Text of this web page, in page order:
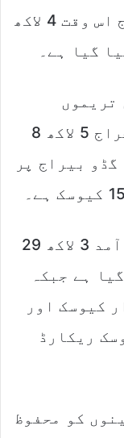
اضافہ ہوا ہے۔ آمد اور اخراج اس وقت 4 لاکھ
تریموں
بیراج پر پانی کی آمد اور اخراج 5 لاکھ 8
گڈو بیراج پر
ادھر سکھر بیراج پر پانی کی آمد 3 لاکھ 29
گیا ہے جبکہ
پر 2 لاکھ 45 ہزار کیوسک اور
26 ہزار 497 کیوسک ریکارڈ
کو محفوظ